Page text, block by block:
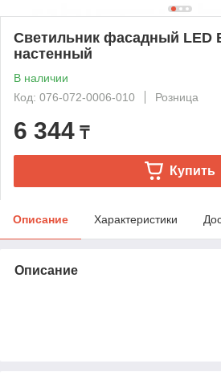
Светильник фасадный LED
настенный
В наличии
Код: 076-072-0006-010
Розница
6 344 ₸
Купить
Описание Характеристики
Описание